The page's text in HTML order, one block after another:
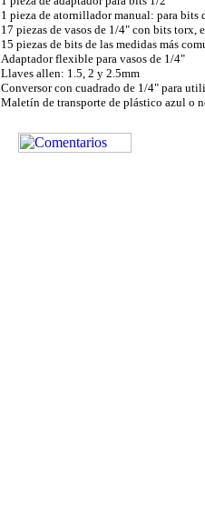
1 pieza de atornillador manual: para bits
17 piezas de vasos de 1/4" con bits torx,
15 piezas de bits de las medidas más
Adaptador flexible para vasos de 1/4"
Llaves allen: 1.5, 2 y 2.5mm
Conversor con cuadrado de 1/4" para
Maletín de transporte de plástico azul o